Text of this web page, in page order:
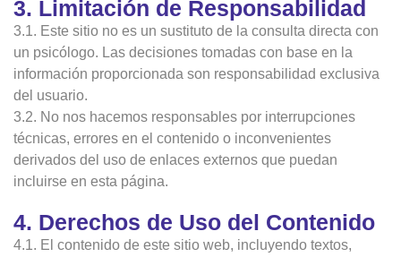
3. Limitación de Responsabilidad
3.1. Este sitio no es un sustituto de la consulta directa con
un psicólogo. Las decisiones tomadas con base en la
información proporcionada son responsabilidad exclusiva
del usuario.
3.2. No nos hacemos responsables por interrupciones
técnicas, errores en el contenido o inconvenientes
derivados del uso de enlaces externos que puedan
incluirse en esta página.
4. Derechos de Uso del Contenido
4.1. El contenido de este sitio web, incluyendo textos,